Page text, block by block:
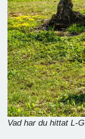
Vad har du hittat L-G